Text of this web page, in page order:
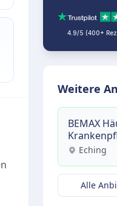
4.9/5 (400+
Weitere
BEMAX
Eching
Alle